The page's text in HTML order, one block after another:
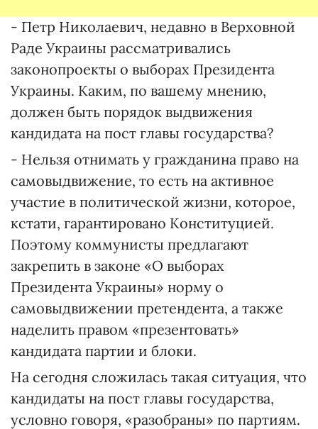
- Петр Николаевич, недавно в Верховной
Раде Украины рассматривались
законопроекты о выборах Президента
Украины. Каким, по вашему мнению,
должен быть порядок выдвижения
кандидата на пост главы государства?
- Нельзя отнимать у гражданина право на
самовыдвижение, то есть на активное
участие в политической жизни, которое,
кстати, гарантировано Конституцией.
Поэтому коммунисты предлагают
закрепить в законе «О выборах
Президента Украины» норму о
самовыдвижении претендента, а также
наделить правом «презентовать»
кандидата партии и блоки.
На сегодня сложилась такая ситуация, что
кандидаты на пост главы государства,
условно говоря, «разобраны» по партиям.